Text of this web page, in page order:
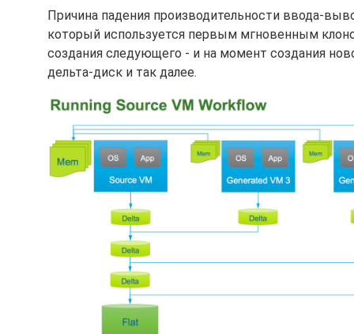
Причина падения производительности ввода-
который используется первым мгновенным
создания следующего - и на момент создания
дельта-диск и так далее.